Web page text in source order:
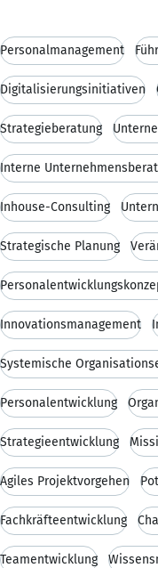
Personalmanagement
Digitalisierungsinitiativen
Strategieberatung
Interne
Inhouse-Consulting
Strategische Planung
Innovationsmanagement
Systemische
Personalentwicklung
Strategieentwicklung
Agiles Projektvorgehen
Fachkräfteentwicklung
Teamentwicklung